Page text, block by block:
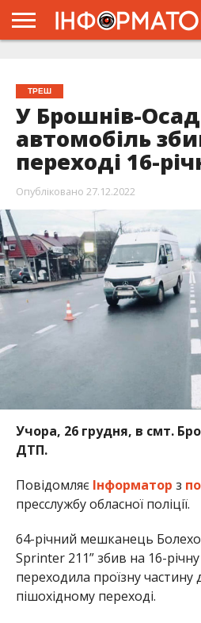
ТРЕШ
У Брошнів-
автомобіль
переході 16-
Опубліковано 27.12.2022
Учора, 26 грудня, в смт.
ДТП.
ПовідомляєІнформатор з
пресслужбу обласної поліції.
64-річний мешканець
Sprinter 211” збив на 16-
переходила проїзну частину
пішохідному переході.